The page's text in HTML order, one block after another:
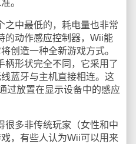
。
中最低的，耗电量也非常
的动作感应控制器，Wii能
创造一种全新游戏方式。
柄形状完全不同，它采用了
蓝牙与主机直接相连。这
过放置在显示设备中的感应
多非传统玩家（女性和中
，有些人认为Wii可以用来